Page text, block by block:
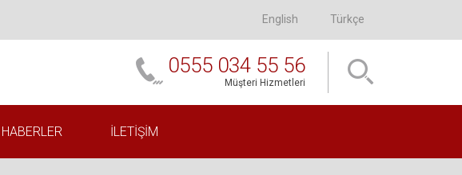
English Türkçe
0555 034 55 56
Müşteri Hizmetleri
HABERLER İLETIŞIM